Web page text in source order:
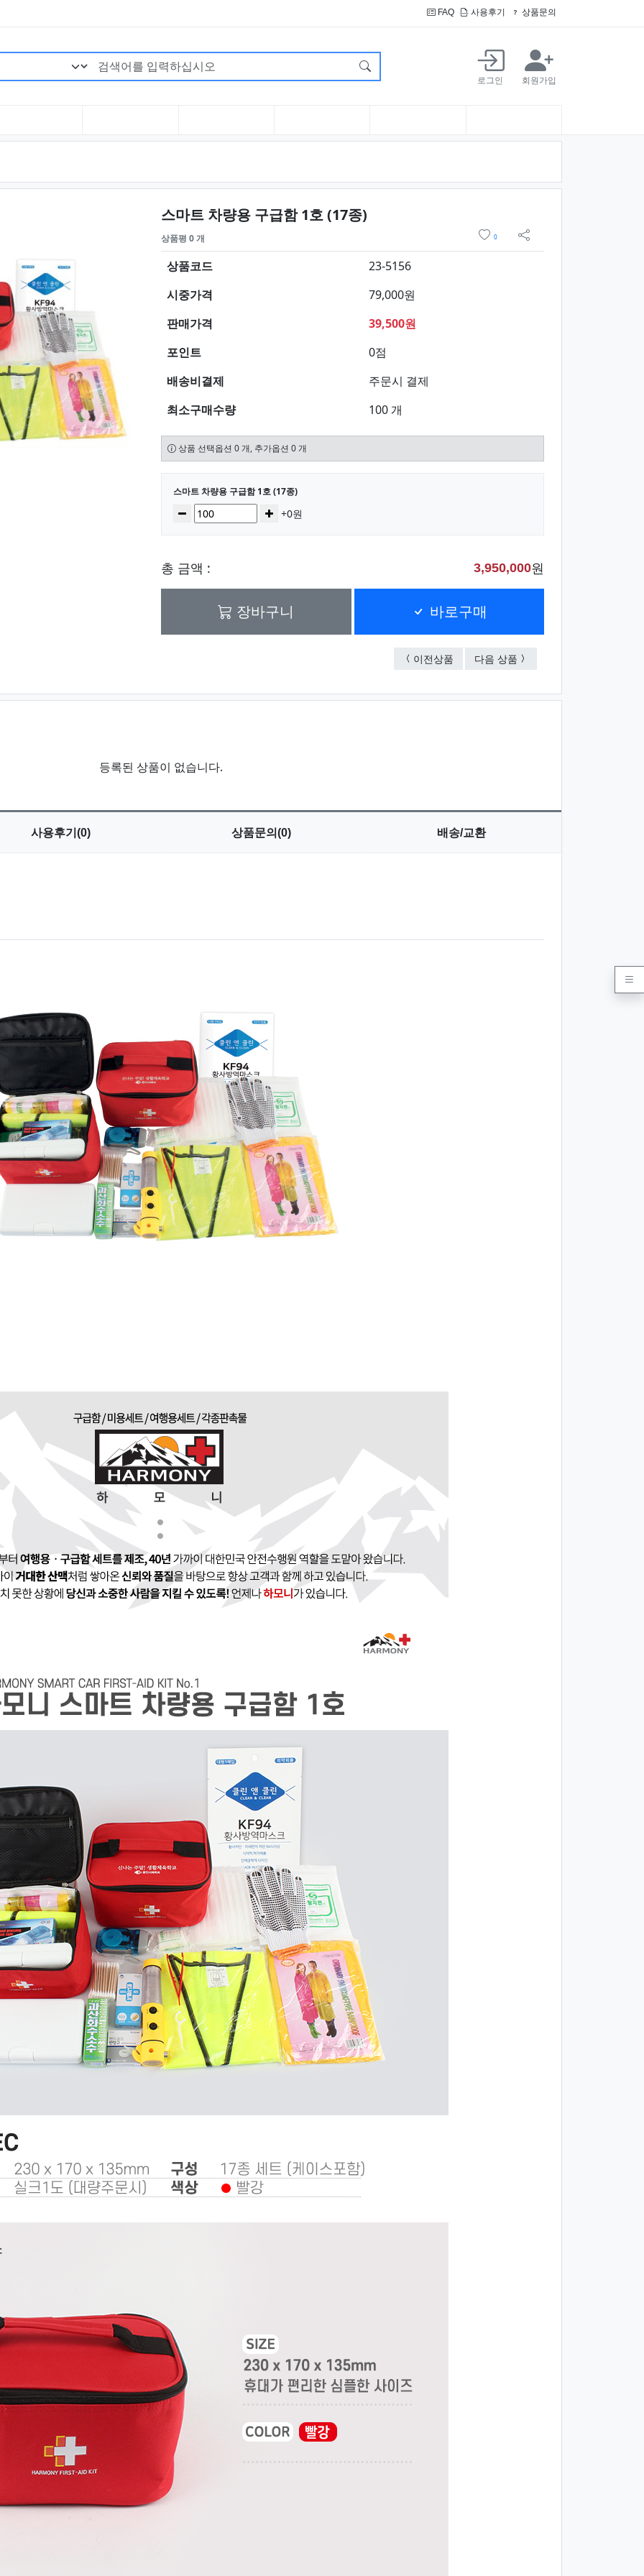
FAQ 사용후기 상품문의
검색어 필수
로그인 회원가입
스마트 차량용 구급함 1호 (17종)
상품평 0 개 0
sns 공유
상품코드
23-5156
시중가격
79,000원
판매가격
39,500원
포인트
0점
배송비결제
주문시 결제
최소구매수량
100 개
상품 선택옵션 0 개, 추가옵션 0 개
선택된 옵션
스마트 차량용 구급함 1호 (17종)
수량감소 증가+0원
총 금액 : 3,950,000원
장바구니 바로구매
이전상품 스마트 벽걸이 겸용 구급함 6호 (16종)
다음 상품 스마트 차량용 구급함 2호
등록된 상품이 없습니다.
사용후기(0) 상품문의(0) 배송/교환